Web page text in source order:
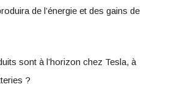
de l’énergie et des gains de
sont à l’horizon chez Tesla, à
?